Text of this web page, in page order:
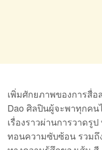
เพิ่มศักยภาพของการสื่
Dao ศิลปินผู้จะพาทุกค
เรื่องราวผ่านการวาดรู
ทอนความซับซ้อน รวม